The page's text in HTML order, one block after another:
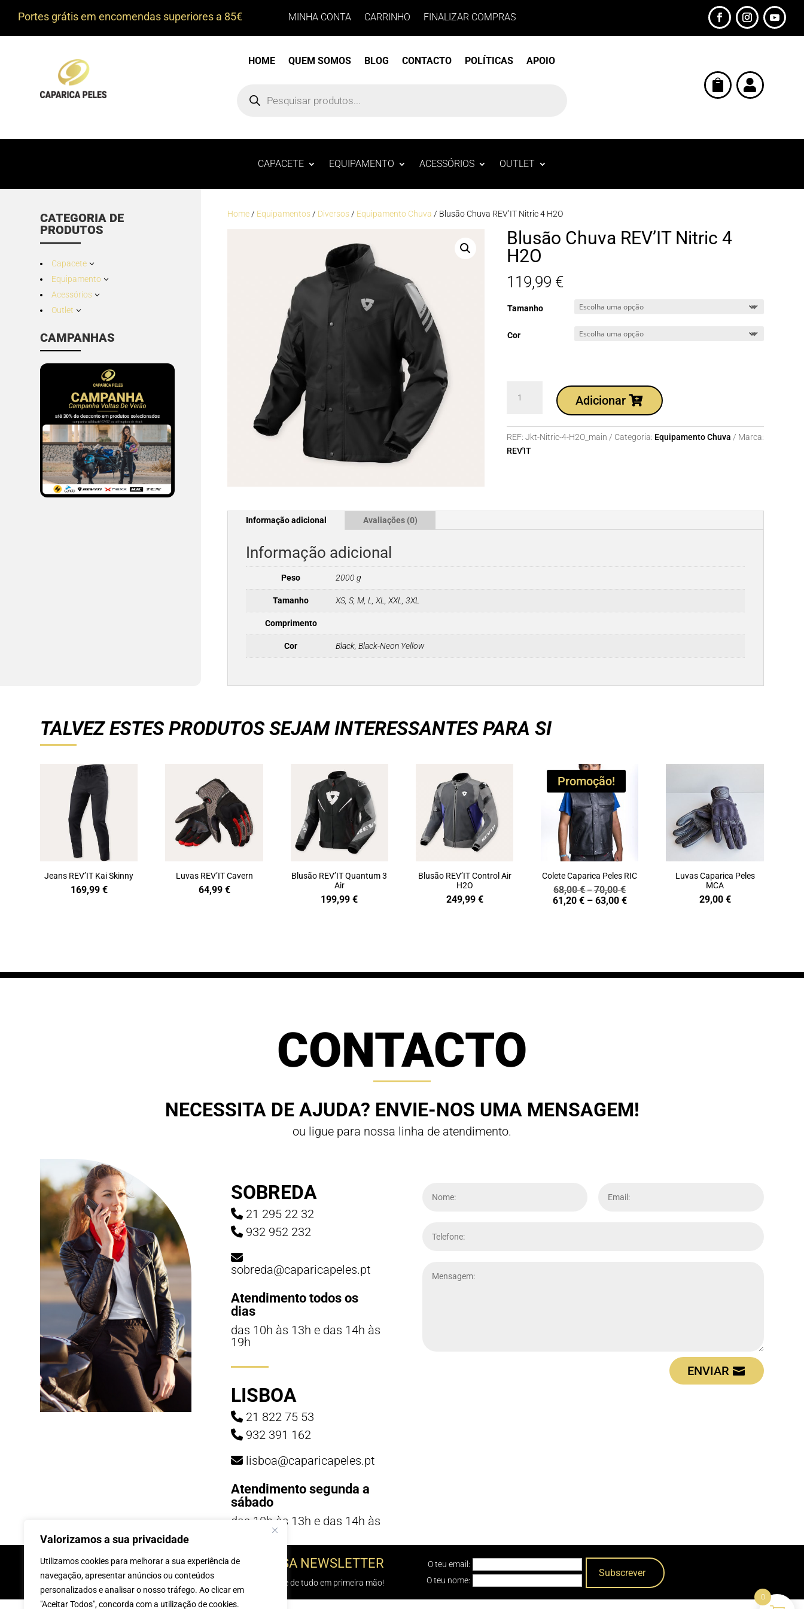
Valorizamos a sua privacidade
Utilizamos cookies para melhorar a sua experiência de
navegação, apresentar anúncios ou conteúdos
personalizados e analisar o nosso tráfego. Ao clicar em
"Aceitar Todos", concorda com a utilização de cookies.
Portes grátis em encomendas superiores a 85€ MINHA CONTA CARRINHO FINALIZAR COMPRAS
HOME QUEM SOMOS BLOG CONTACTO POLÍTICAS APOIO
search
 
CAPACETE EQUIPAMENTO ACESSÓRIOS OUTLET
CATEGORIA DE
PRODUTOS
Capacete 3
Equipamento 3
Acessórios 3
Outlet 3
CAMPANHAS
Home / Equipamentos / Diversos / Equipamento Chuva / Blusão Chuva REV’IT Nitric 4 H2O
Blusão Chuva REV’IT Nitric 4
H2O
119,99 €
Tamanho
Cor
Chuva
REV'IT
Nitric
Adicionar
REF: Jkt-Nitric-4-H2O_main Categoria: Equipamento Chuva
Marca:
REV'IT
Informação adicional Avaliações (0)
Informação adicional
Peso 2000 g
Tamanho XS, S, M, L, XL, XXL, 3XL
Comprimento
Cor Black, Black-Neon Yellow
TALVEZ ESTES PRODUTOS SEJAM INTERESSANTES PARA SI
Jeans REV’IT Kai Skinny
169,99 €
Luvas REV’IT Cavern
64,99 €
Blusão REV’IT Quantum 3
Air
199,99€
Blusão REV’IT Control Air
H2O
249,99 €
Promoção!
Colete Caparica Peles RIC
68,00€–70,00€Price
range:
61,20 € – 63,00 €Price
Luvas Caparica Peles
MCA
29,00 €
CONTACTO
NECESSITA DE AJUDA? ENVIE-NOS UMA MENSAGEM!
ou ligue para nossa linha de atendimento.
SOBREDA
21 295 22 32
932 952 232
sobreda@caparicapeles.pt
Atendimento todos os
dias
das 10h às 13h e das 14h às
19h
LISBOA
21 822 75 53
932 391 162
lisboa@caparicapeles.pt
Atendimento segunda a
sábado
das 10h às 13h e das 14h às
ENVIAR
INSCREVE-TE Á NOSSA NEWSLETTER
e sabe de tudo em primeira mão!
O teu email:
O teu nome:
0